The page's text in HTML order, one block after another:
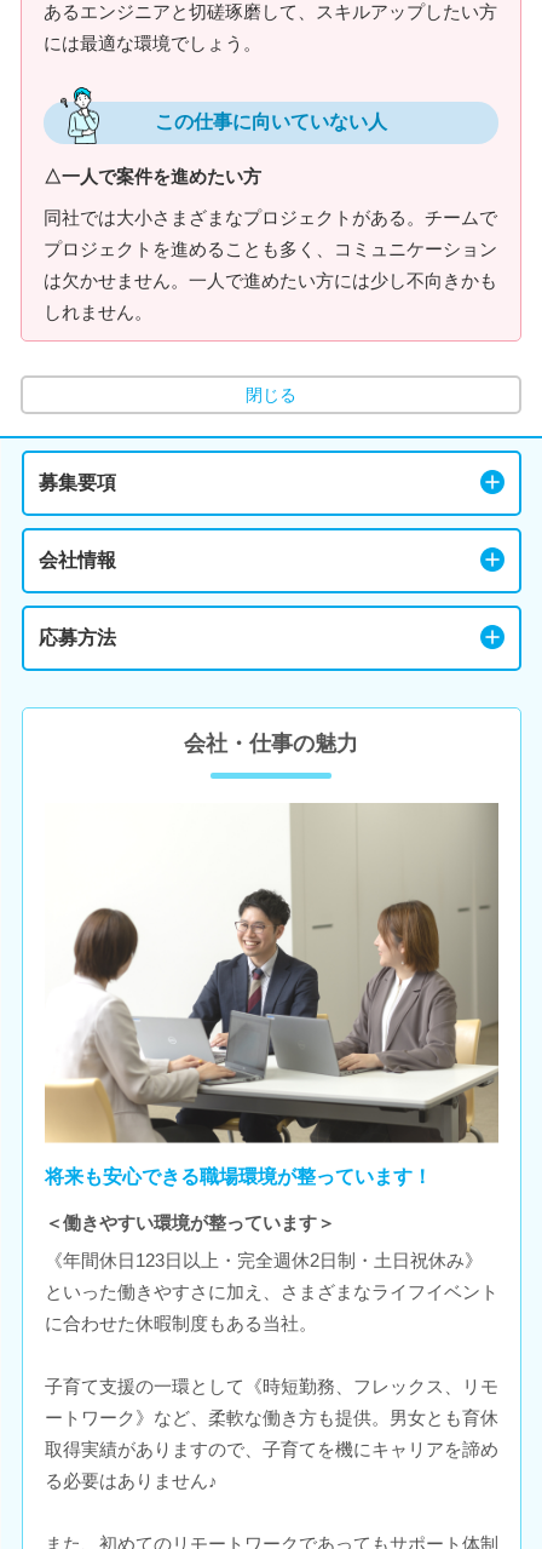
あるエンジニアと切磋琢磨して、スキルアップしたい方
には最適な環境でしょう。
この仕事に向いていない人
△一人で案件を進めたい方
同社では大小さまざまなプロジェクトがある。チームで
プロジェクトを進めることも多く、コミュニケーション
は欠かせません。一人で進めたい方には少し不向きかも
しれません。
閉じる
募集要項
会社情報
応募方法
会社・仕事の魅力
将来も安心できる職場環境が整っています！
＜働きやすい環境が整っています＞
《年間休日123日以上・完全週休2日制・土日祝休み》
といった働きやすさに加え、さまざまなライフイベント
に合わせた休暇制度もある当社。
子育て支援の一環として《時短勤務、フレックス、リモ
ートワーク》など、柔軟な働き方も提供。男女とも育休
取得実績がありますので、子育てを機にキャリアを諦め
る必要はありません♪
また、初めてのリモートワークであってもサポート体制